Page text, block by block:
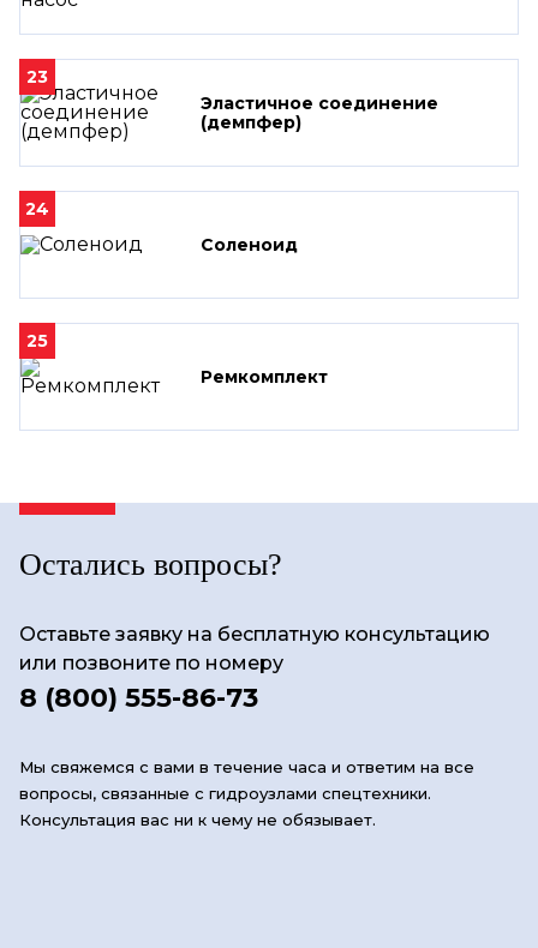
23
Эластичное соединение
(демпфер)
24
Соленоид
25
Ремкомплект
Остались вопросы?
Оставьте заявку на бесплатную консультацию
или позвоните по номеру
8 (800) 555-86-73
Мы свяжемся с вами в течение часа и ответим на все
вопросы, связанные с гидроузлами спецтехники.
Консультация вас ни к чему не обязывает.